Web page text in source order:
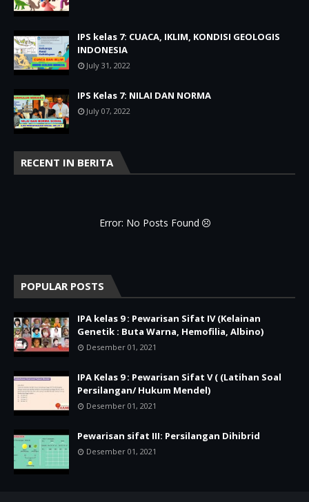
IPS kelas 7: CUACA, IKLIM, KONDISI GEOLOGIS
INDONESIA
July 31, 2022
IPS Kelas 7: NILAI DAN NORMA
July 07, 2022
RECENT IN BERITA
Error: No Posts Found
POPULAR POSTS
IPA kelas 9 : Pewarisan Sifat IV (Kelainan
Genetik : Buta Warna, Hemofilia, Albino)
Desember 01, 2021
IPA Kelas 9 : Pewarisan Sifat V ( (Latihan Soal
Persilangan/ Hukum Mendel)
Desember 01, 2021
Pewarisan sifat III: Persilangan Dihibrid
Desember 01, 2021